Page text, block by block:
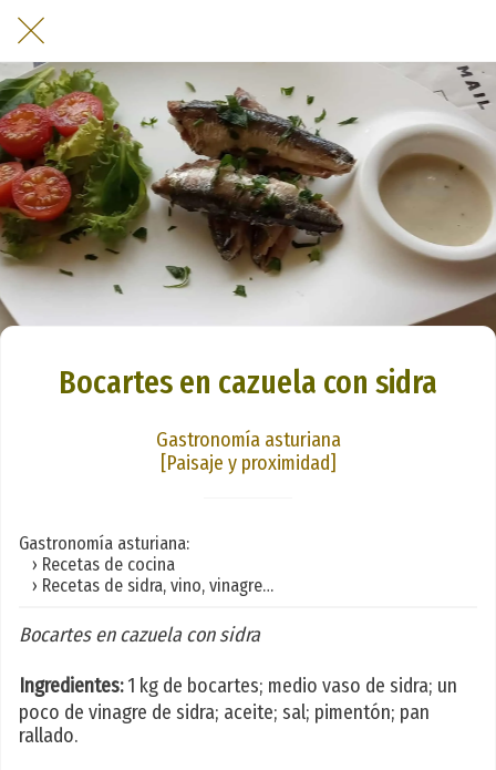
Bocartes en cazuela con sidra
Gastronomía asturiana
[Paisaje y proximidad]
Gastronomía asturiana:
› Recetas de cocina
› Recetas de sidra, vino, vinagre…
Bocartes en cazuela con sidra
Ingredientes:1 kg de bocartes; medio vaso de sidra; un
poco de vinagre de sidra; aceite; sal; pimentón; pan
rallado.